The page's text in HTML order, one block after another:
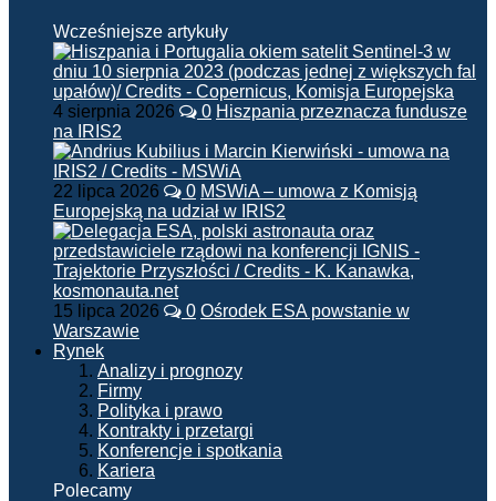
Wcześniejsze artykuły
4 sierpnia 2026 0 Hiszpania przeznacza fundusze
na IRIS2
22 lipca 2026 0 MSWiA – umowa z Komisją
Europejską na udział w IRIS2
15 lipca 2026 0 Ośrodek ESA powstanie w
Warszawie
Rynek
Analizy i prognozy
Firmy
Polityka i prawo
Kontrakty i przetargi
Konferencje i spotkania
Kariera
Polecamy